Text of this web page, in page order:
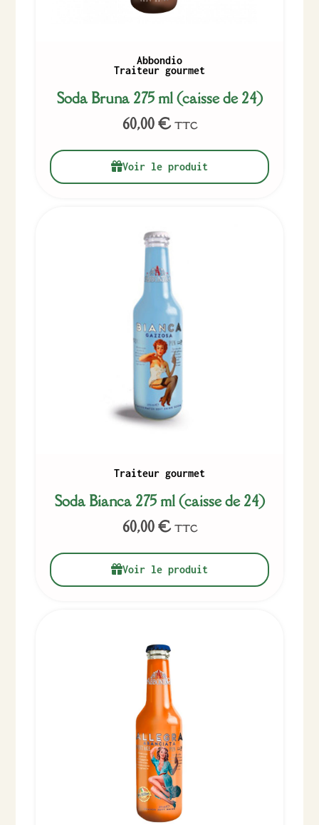
Abbondio
Traiteur gourmet
Soda Bruna 275 ml (caisse de 24)
60,00€ TTC
Voir le produit
Traiteur gourmet
Soda Bianca 275 ml (caisse de 24)
60,00€ TTC
Voir le produit